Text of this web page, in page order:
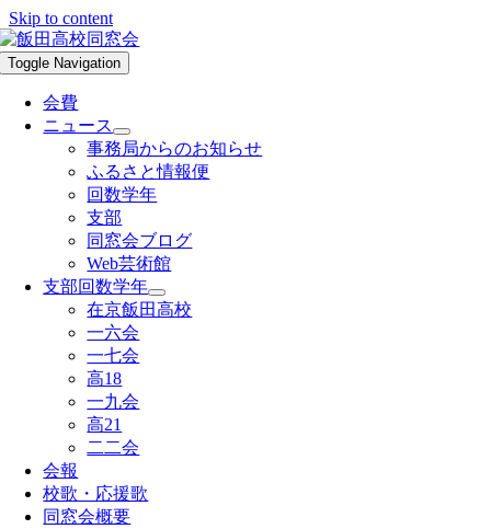
Skip to content
Toggle Navigation
会費
ニュース
事務局からのお知らせ
ふるさと情報便
回数学年
支部
同窓会ブログ
Web芸術館
支部回数学年
在京飯田高校
一六会
一七会
高18
一九会
高21
二二会
会報
校歌・応援歌
同窓会概要